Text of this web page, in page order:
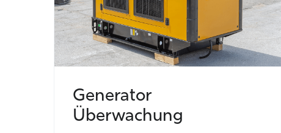
Generator
Überwachung